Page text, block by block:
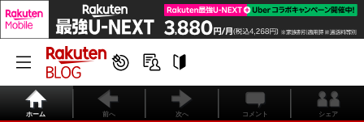
ホーム 前へ 次へ コメント シェア